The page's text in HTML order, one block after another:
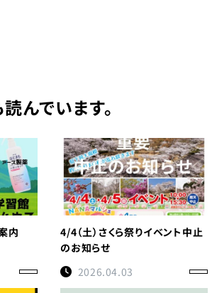
んでいます。
内
4/4（土）さくら祭りイベント中止
のお知らせ
2026.04.03